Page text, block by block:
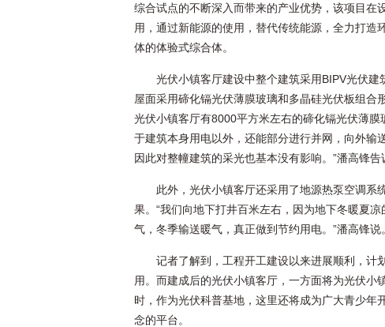
综合试点的不断深入而带来的产业优势，该项目在
用，通过新能源的使用，替代传统能源，全力打
体的体验式综合体。
光伏小镇客厅建设中整个建筑采用BIPV光伏建
屋面采用碲化镉光伏薄膜玻璃和多晶硅光伏板组
光伏小镇客厅有8000平方米左右的碲化镉光伏薄
于建筑本身用电以外，还能部分进行并网，向外输
因此对整幢建筑的采光也基本没有影响。”潘高锋告
此外，光伏小镇客厅还采用了地源热泵空调系
果。“我们向地下打井百米左右，因为地下冬暖夏
气，冬季输送暖气，真正做到节约用电。”潘高锋说。
记者了解到，工程开工建设以来进展顺利，计
用。而建成后的光伏小镇客厅，一方面将为光伏小
时，作为光伏科普基地，这里还将成为广大青少年
念的平台。